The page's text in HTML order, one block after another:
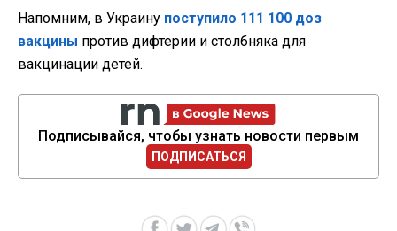
Напомним, в Украину поступило 111 100 доз
вакцины против дифтерии и столбняка для
вакцинации детей.
Подписывайся, чтобы узнать новости первым
ПОДПИСАТЬСЯ